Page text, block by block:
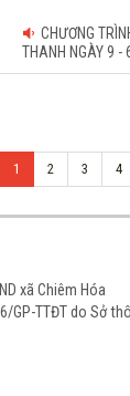
CHƯƠNG
THANH NGÀY 9 -
1 2 3 4
xã Chiêm Hóa
TTĐT do Sở